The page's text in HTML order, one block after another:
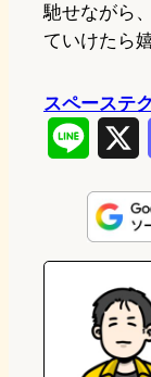
馳せながら
ていけたら
スペーステ
n
e